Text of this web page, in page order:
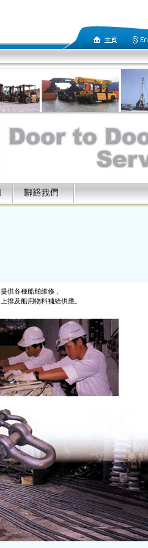
提供各種船舶維修，
上排及船用物料補給供應。